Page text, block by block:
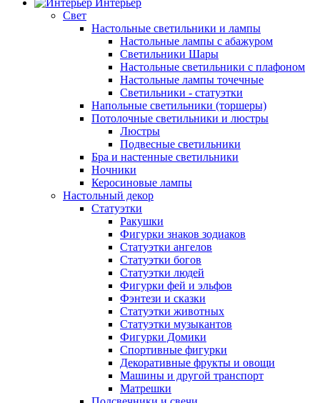
Интерьер
Свет
Настольные светильники и лампы
Настольные лампы с абажуром
Светильники Шары
Настольные светильники с плафоном
Настольные лампы точечные
Светильники - статуэтки
Напольные светильники (торшеры)
Потолочные светильники и люстры
Люстры
Подвесные светильники
Бра и настенные светильники
Ночники
Керосиновые лампы
Настольный декор
Статуэтки
Ракушки
Фигурки знаков зодиаков
Статуэтки ангелов
Статуэтки богов
Статуэтки людей
Фигурки фей и эльфов
Фэнтези и сказки
Статуэтки животных
Статуэтки музыкантов
Фигурки Домики
Спортивные фигурки
Декоративные фрукты и овощи
Машины и другой транспорт
Матрешки